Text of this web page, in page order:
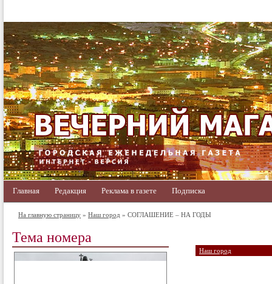
Главная Редакция Реклама в газете Подписка
На главную страницу » Наш город » СОГЛАШЕНИЕ – НА ГОДЫ
Тема номера
Наш город